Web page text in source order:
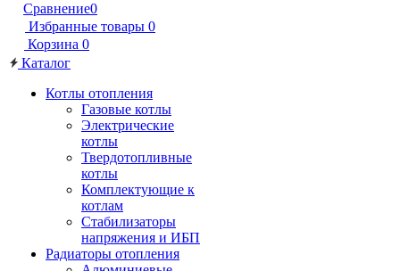
Сравнение0
Избранные товары 0
Корзина 0
Каталог
Котлы отопления
Газовые котлы
Электрические
котлы
Твердотопливные
котлы
Комплектующие к
котлам
Стабилизаторы
напряжения и ИБП
Радиаторы отопления